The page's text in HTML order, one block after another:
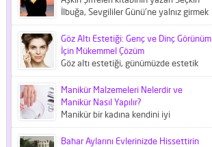
İlbuğa, Sevgililer Günü'ne yalnız girmek
istemeyenler içni aşk şifreleri
hakkında...
Göz Altı Estetiği: Genç ve Dinç Görünüm
İçin Mükemmel Çözüm
Göz altı estetiği, günümüzde estetik
tıbbın önemli bir parçası olarak kabul
edilir ve göz çevresindeki...
Manikür Malzemeleri Nelerdir ve
Manikür Nasıl Yapılır?
Manikür bir kadına kendini iyi
hissettiren kişisel bakım
uygulamalarından biridir. Peki, bunun
Bahar Aylarını Evlerinizde Hissettirin